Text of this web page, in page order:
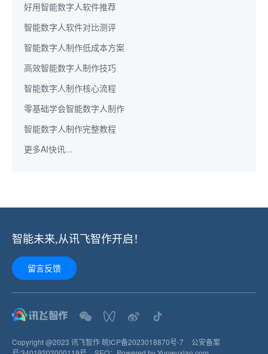
好用智能数字人软件推荐
智能数字人软件对比测评
智能数字人制作低成本方案
高效智能数字人制作技巧
智能数字人制作核心流程
零基础学会智能数字人制作
智能数字人制作完整教程
更多AI快讯...
智能未来,从讯飞智作开启！
留言反馈
Copyright @2023 讯飞智作 皖ICP备2023018870号-7
公安备案